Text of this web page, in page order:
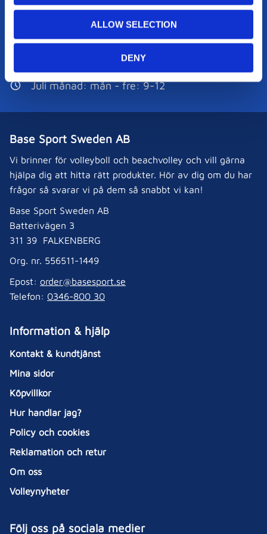
ALLOW SELECTION
DENY
0346-800 30
order@basesport.se
Juli månad: mån - fre: 9-12
Base Sport Sweden AB
Vi brinner för volleyboll och beachvolley och vill gärna
hjälpa dig att hitta rätt produkter. Hör av dig om du har
frågor så svarar vi på dem så snabbt vi kan!
Base Sport Sweden AB
Batterivägen 3
311 39 FALKENBERG
Org. nr. 556511-1449
Epost: order@basesport.se
Telefon: 0346-800 30
Information & hjälp
Kontakt & kundtjänst
Mina sidor
Köpvillkor
Hur handlar jag?
Policy och cookies
Reklamation och retur
Om oss
Volleynyheter
Följ oss på sociala medier